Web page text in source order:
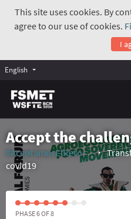
This site uses cookies. By
agree to our use of cookies.
I
English
Accept the
#AceptamosElReto
(External
covid19
PHASE 6 OF 8